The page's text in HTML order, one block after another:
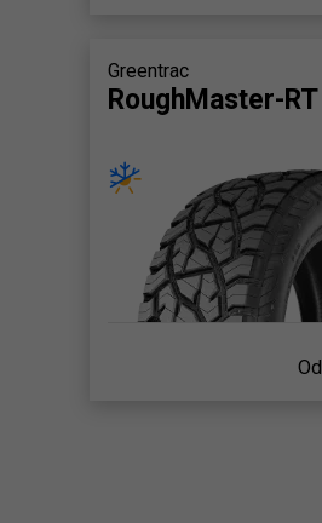
Greentrac
RoughMaster-RT
Od